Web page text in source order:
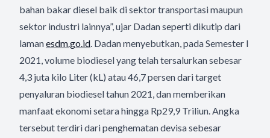
bahan bakar diesel baik di sektor transportasi maupun
sektor industri lainnya”, ujar Dadan seperti dikutip dari
lamanesdm.go.id. Dadan menyebutkan, pada Semester I
2021, volume biodiesel yang telah tersalurkan sebesar
4,3 juta kilo Liter (kL) atau 46,7 persen dari target
penyaluran biodiesel tahun 2021, dan memberikan
manfaat ekonomi setara hingga Rp29,9 Triliun. Angka
tersebut terdiri dari penghematan devisa sebesar